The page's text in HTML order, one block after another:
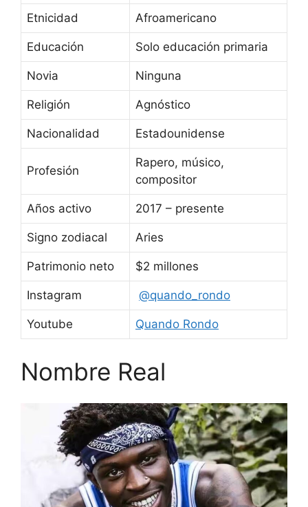
Etnicidad Afroamericano
Educación Solo educación primaria
Novia Ninguna
Religión Agnóstico
Nacionalidad Estadounidense
Profesión
Rapero, músico,
compositor
Años activo 2017 – presente
Signo zodiacal Aries
Patrimonio neto $2 millones
Instagram @quando_rondo
Youtube Quando Rondo
Nombre Real